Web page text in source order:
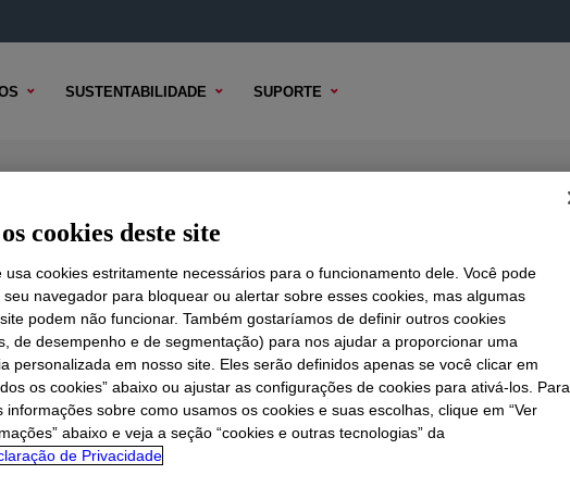
SUSTENTABILIDADE SUPORTE
TÉCNICO OPÇÕES DE AMOSTRA OPÇÕES DE COMPRA
cookies deste site
usa cookies estritamente necessários para o funcionamento dele. Você pode
navegador para bloquear ou alertar sobre esses cookies, mas algumas
podem não funcionar. Também gostaríamos de definir outros cookies
de desempenho e de segmentação) para nos ajudar a proporcionar uma
personalizada em nosso site. Eles serão definidos apenas se você clicar em
os cookies” abaixo ou ajustar as configurações de cookies para ativá-los. Para
informações sobre como usamos os cookies e suas escolhas, clique em “Ver
abaixo e veja a seção “cookies e outras tecnologias” da
de Privacidade